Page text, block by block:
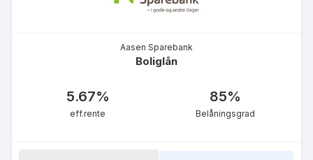
Aasen Sparebank
Boliglån
5.67%
eff.rente
85%
Belåningsgrad